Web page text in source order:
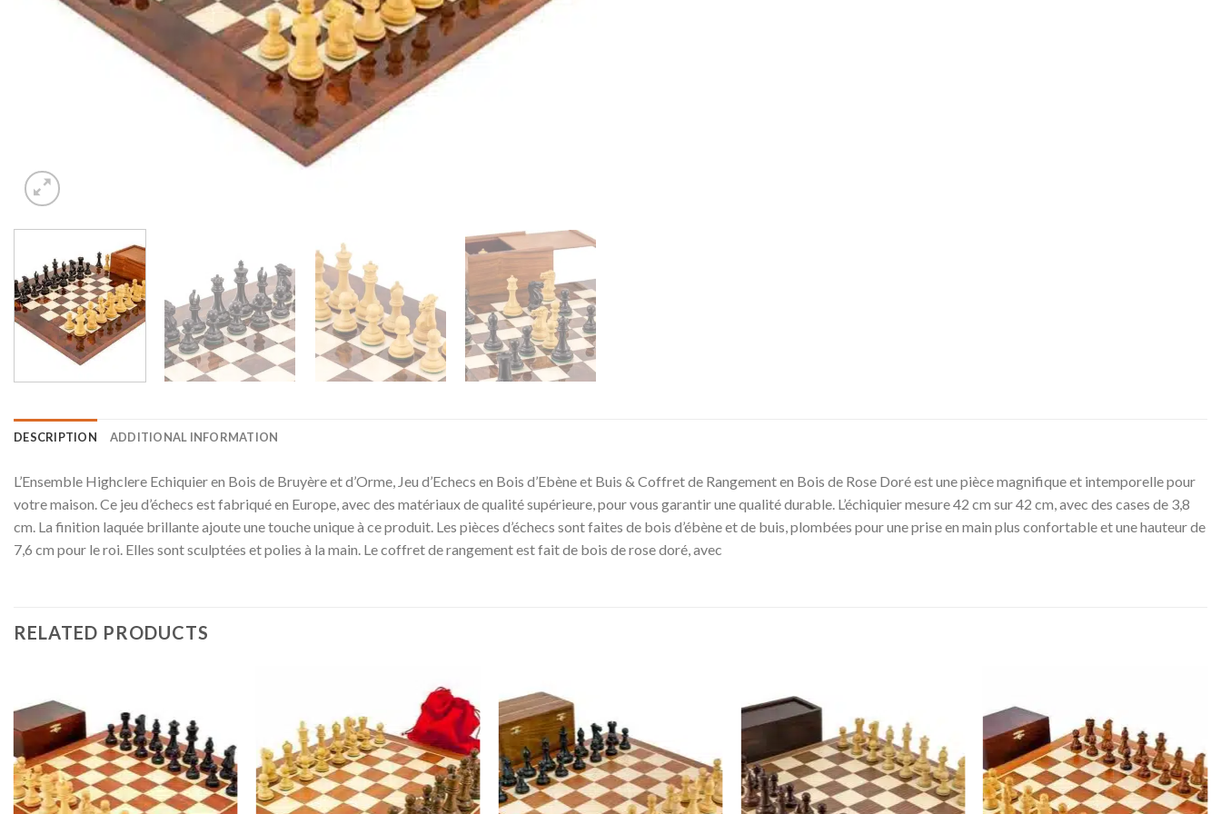
DESCRIPTION ADDITIONAL INFORMATION
L’Ensemble Highclere Echiquier en Bois de Bruyère et d’Orme, Jeu d’Echecs en Bois d’Ebène et Buis & Coffret de Rangement en Bois de Rose Doré est une pièce magnifique et intemporelle pour
votre maison. Ce jeu d’échecs est fabriqué en Europe, avec des matériaux de qualité supérieure, pour vous garantir une qualité durable. L’échiquier mesure 42 cm sur 42 cm, avec des cases de 3,8
cm. La finition laquée brillante ajoute une touche unique à ce produit. Les pièces d’échecs sont faites de bois d’ébène et de buis, plombées pour une prise en main plus confortable et une hauteur de
7,6 cm pour le roi. Elles sont sculptées et polies à la main. Le coffret de rangement est fait de bois de rose doré, avec
RELATED PRODUCTS